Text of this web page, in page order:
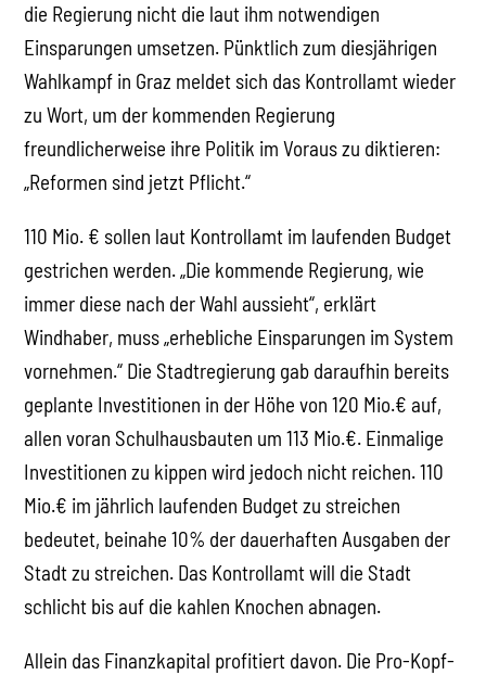
die Regierung nicht die laut ihm notwendigen
Einsparungen umsetzen. Pünktlich zum diesjährigen
Wahlkampf in Graz meldet sich das Kontrollamt wieder
zu Wort, um der kommenden Regierung
freundlicherweise ihre Politik im Voraus zu diktieren:
„Reformen sind jetzt Pflicht.“
110 Mio. € sollen laut Kontrollamt im laufenden Budget
gestrichen werden. „Die kommende Regierung, wie
immer diese nach der Wahl aussieht“, erklärt
Windhaber, muss „erhebliche Einsparungen im System
vornehmen.“ Die Stadtregierung gab daraufhin bereits
geplante Investitionen in der Höhe von 120 Mio.€ auf,
allen voran Schulhausbauten um 113 Mio.€. Einmalige
Investitionen zu kippen wird jedoch nicht reichen. 110
Mio.€ im jährlich laufenden Budget zu streichen
bedeutet, beinahe 10% der dauerhaften Ausgaben der
Stadt zu streichen. Das Kontrollamt will die Stadt
schlicht bis auf die kahlen Knochen abnagen.
Allein das Finanzkapital profitiert davon. Die Pro-Kopf-